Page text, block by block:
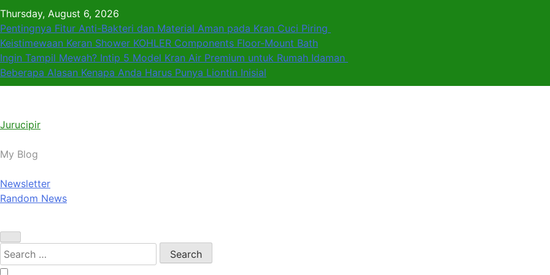
Skip
to
content
Thursday, August 6, 2026
Pentingnya Fitur Anti-Bakteri dan Material Aman pada Kran Cuci Piring
Keistimewaan Keran Shower KOHLER Components Floor-Mount Bath
Ingin Tampil Mewah? Intip 5 Model Kran Air Premium untuk Rumah Idaman
Beberapa Alasan Kenapa Anda Harus Punya Liontin Inisial
Jurucipir
My Blog
Newsletter
Random News
Search
for: